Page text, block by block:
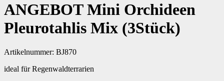
ANGEBOT Mini Orchideen
Pleurotahlis Mix (3Stück)
Artikelnummer: BJ870
ideal für Regenwaldterrarien